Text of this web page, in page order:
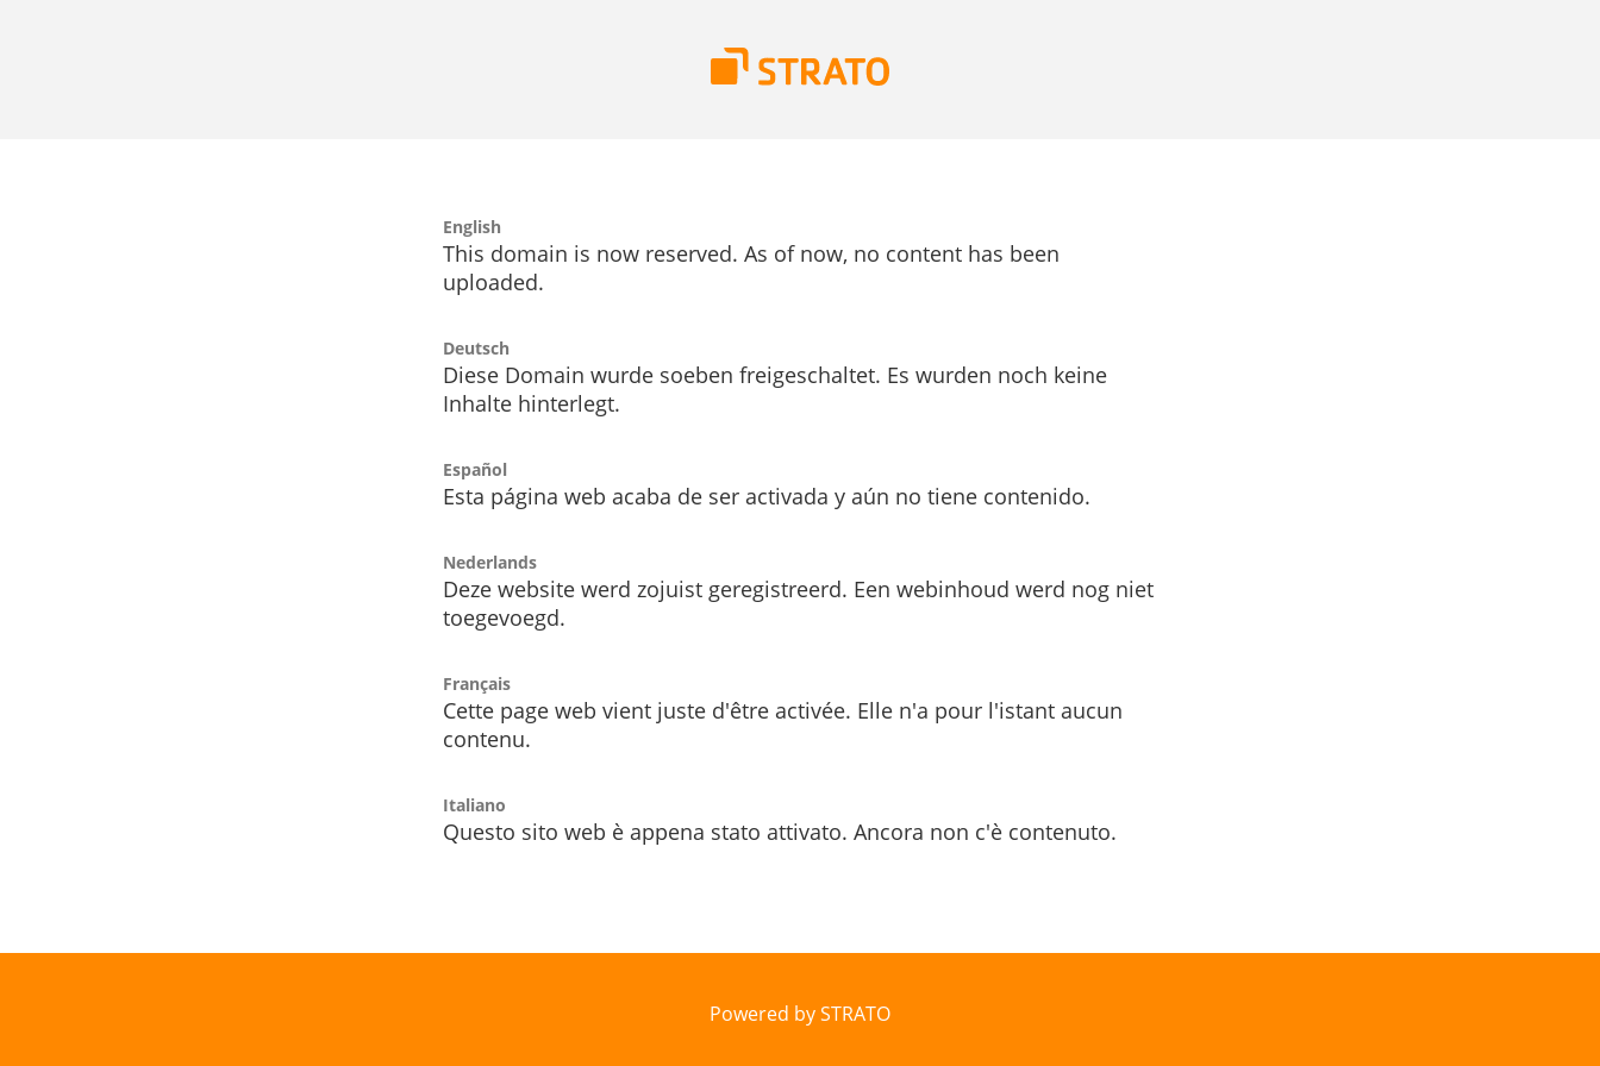
English
This domain is now reserved. As of now, no content has been
uploaded.
Deutsch
Diese Domain wurde soeben freigeschaltet. Es wurden noch keine
Inhalte hinterlegt.
Español
Esta página web acaba de ser activada y aún no tiene contenido.
Nederlands
Deze website werd zojuist geregistreerd. Een webinhoud werd nog niet
toegevoegd.
Français
Cette page web vient juste d'être activée. Elle n'a pour l'istant aucun
contenu.
Italiano
Questo sito web è appena stato attivato. Ancora non c'è contenuto.
Powered by STRATO